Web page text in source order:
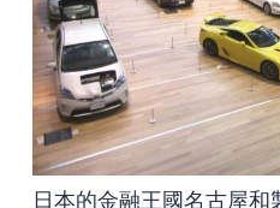
日本的金融王國名古屋和
泡溫泉是名古屋最好的放
名古屋有很多集市
愛知和名古屋著名的賞花
上鏡的名古屋
三個掌天下的人、名古
名古屋和愛知的文化遺產
非常適合孩子的名古屋
乘坐Me～guru巴士的復
拝拝 名古屋神社巡禮